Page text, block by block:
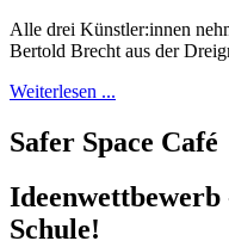
Alle drei Künstler:innen
Bertold Brecht aus der
Weiterlesen ...
Safer Space Café
Schule!